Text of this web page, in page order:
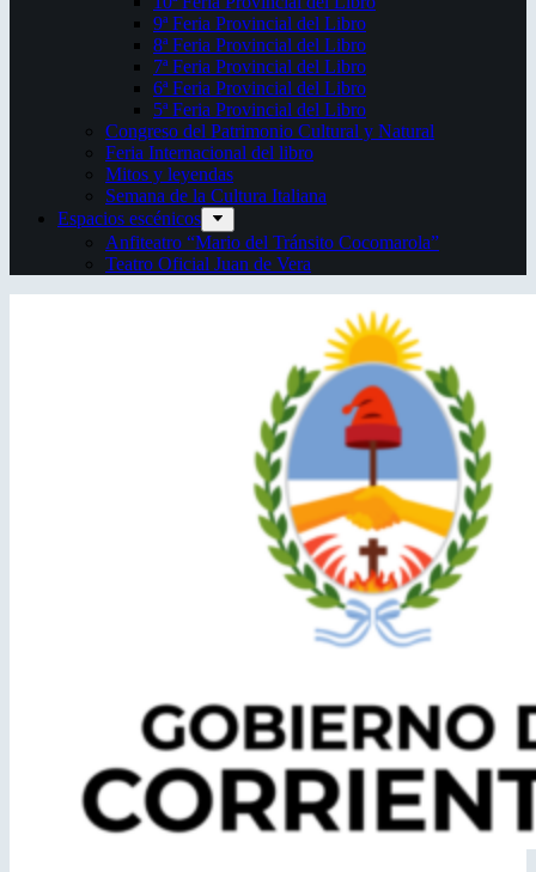
9ª Feria Provincial del Libro
8ª Feria Provincial del Libro
7ª Feria Provincial del Libro
6ª Feria Provincial del Libro
5ª Feria Provincial del Libro
Congreso del Patrimonio Cultural y Natural
Feria Internacional del libro
Mitos y leyendas
Semana de la Cultura Italiana
Espacios escénicos
Anfiteatro “Mario del Tránsito Cocomarola”
Teatro Oficial Juan de Vera